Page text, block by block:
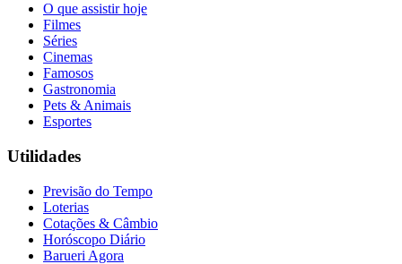
O que assistir hoje
Filmes
Séries
Cinemas
Famosos
Gastronomia
Pets & Animais
Esportes
Utilidades
Previsão do Tempo
Loterias
Cotações & Câmbio
Horóscopo Diário
Barueri Agora